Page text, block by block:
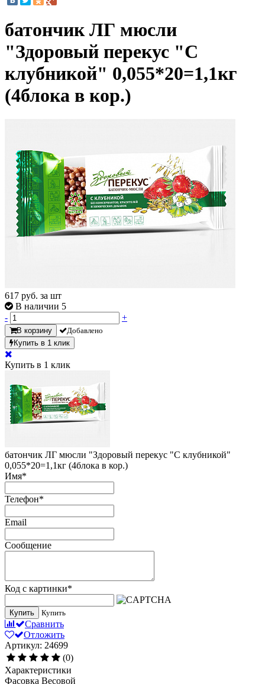
батончик ЛГ мюсли
"Здоровый перекус "С
клубникой" 0,055*20=1,1кг
(4блока в кор.)
617 руб. за шт
В наличии 5
-
+
В корзину
Добавлено
Купить в 1 клик
Купить в 1 клик
батончик ЛГ мюсли "Здоровый перекус "С клубникой"
0,055*20=1,1кг (4блока в кор.)
Имя*
Телефон*
Email
Сообщение
Код с картинки*
Купить Купить
Сравнить
Отложить
Артикул: 24699
(0)
Характеристики
Фасовка Весовой